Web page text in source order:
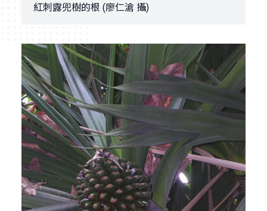
紅刺露兜樹的根 (廖仁滄 攝)